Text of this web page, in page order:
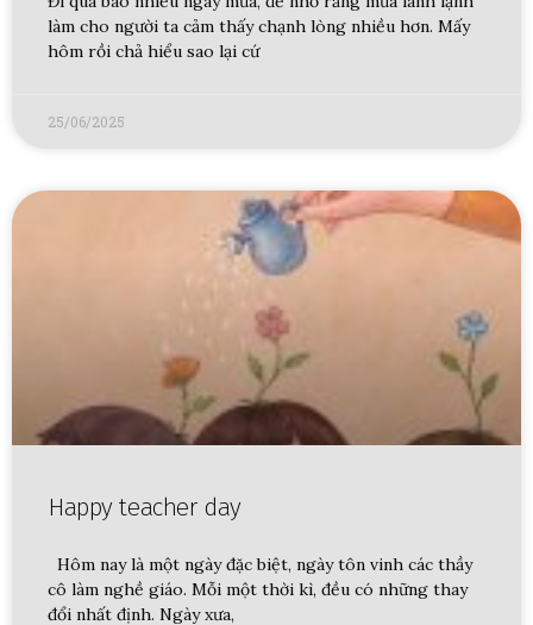
làm cho người ta cảm thấy chạnh lòng nhiều hơn. Mấy
hôm rồi chả hiểu sao lại cứ
25/06/2025
Happy teacher day
Hôm nay là một ngày đặc biệt, ngày tôn vinh các thầy
cô làm nghề giáo. Mỗi một thời kì, đều có những thay
đổi nhất định. Ngày xưa,